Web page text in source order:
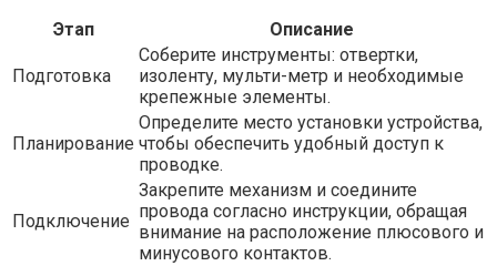
Этап
Описание
Подготовка
Соберите инструменты: отвертки,
изоленту, мульти-метр и необходимые
крепежные элементы.
Планирование
Определите место установки устройства,
чтобы обеспечить удобный доступ к
проводке.
Подключение
Закрепите механизм и соедините
провода согласно инструкции, обращая
внимание на расположение плюсового и
минусового контактов.